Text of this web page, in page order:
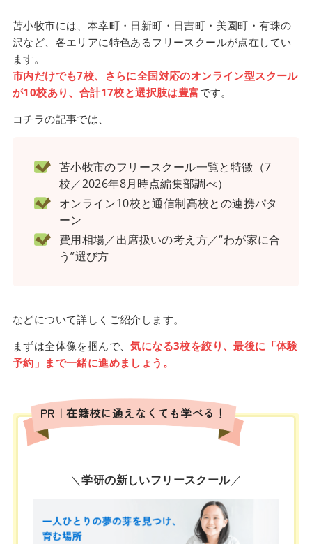
苫小牧市には、本幸町・日新町・日吉町・美園町・有珠の
沢など、各エリアに特色あるフリースクールが点在してい
ます。
市内だけでも7校、さらに全国対応のオンライン型スクール
が10校あり、合計17校と選択肢は豊富です。
コチラの記事では、
苫小牧市のフリースクール一覧と特徴（7
校／2026年8月時点編集部調べ）
オンライン10校と通信制高校との連携パタ
ーン
費用相場／出席扱いの考え方／“わが家に合
う”選び方
などについて詳しくご紹介します。
まずは全体像を掴んで、気になる3校を絞り、最後に「体験
予約」まで一緒に進めましょう。
PR｜在籍校に通えなくても学べる！
＼学研の新しいフリースクール／